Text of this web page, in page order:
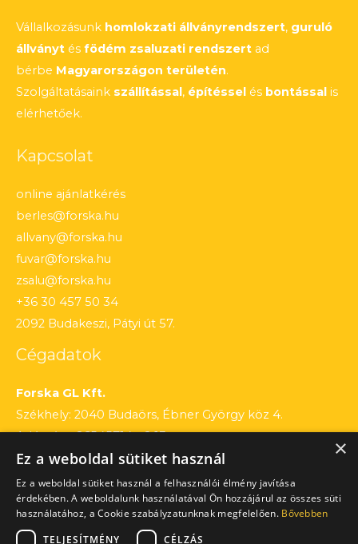
Vállalkozásunk homlokzati állványrendszert, guruló
állványt és födém zsaluzati rendszert ad
bérbe Magyarországon területén.
Szolgáltatásaink szállítással, építéssel és bontással is
elérhetőek.
Kapcsolat
online ajánlatkérés
berles@forska.hu
allvany@forska.hu
fuvar@forska.hu
zsalu@forska.hu
+36 30 457 50 34
2092 Budakeszi, Pátyi út 57.
Cégadatok
Forska GL Kft.
Székhely: 2040 Budaörs, Ébner György köz 4.
Adószám: 26545714 – 2 13
Cégjegyzékszám: 13 – 09 – 195803
Számlaszám: 12010154 – 01660751 – 00100001
×
Ez a weboldal sütiket használ
Ez a weboldal sütiket használ a felhasználói élmény javítása
érdekében. A weboldalunk használatával Ön hozzájárul az összes süti
használatához, a Cookie szabályzatunknak megfelelően. Bővebben
TELJESÍTMÉNY
CÉLZÁS